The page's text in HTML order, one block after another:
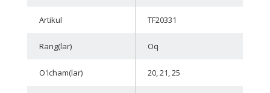
Artikul TF20331
Rang(lar) Oq
O'lcham(lar) 20, 21, 25